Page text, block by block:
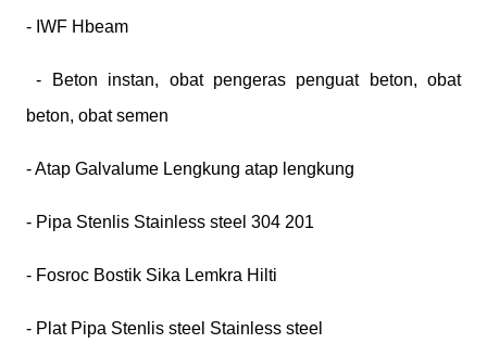
- IWF Hbeam
- Beton instan, obat pengeras penguat beton, obat
beton, obat semen
- Atap Galvalume Lengkung atap lengkung
- Pipa Stenlis Stainless steel 304 201
- Fosroc Bostik Sika Lemkra Hilti
- Plat Pipa Stenlis steel Stainless steel